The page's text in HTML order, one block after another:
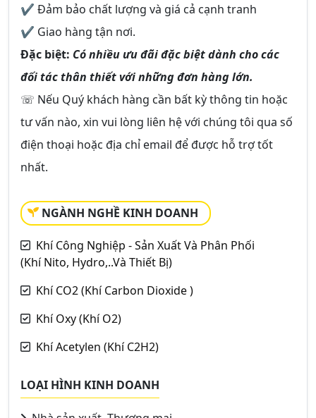
✔ Đảm bảo chất lượng và giá cả cạnh tranh
✔ Giao hàng tận nơi.
Đặc biệt: Có nhiều ưu đãi đặc biệt dành cho các
đối tác thân thiết với những đơn hàng lớn.
☏ Nếu Quý khách hàng cần bất kỳ thông tin hoặc
tư vấn nào, xin vui lòng liên hệ với chúng tôi qua số
điện thoại hoặc địa chỉ email để được hỗ trợ tốt
nhất.
NGÀNH NGHỀ KINH DOANH
Khí Công Nghiệp - Sản Xuất Và Phân Phối
(Khí Nito, Hydro,..Và Thiết Bị)
Khí CO2 (Khí Carbon Dioxide )
Khí Oxy (Khí O2)
Khí Acetylen (Khí C2H2)
LOẠI HÌNH KINH DOANH